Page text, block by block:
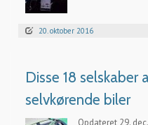
20. oktober 2016
Disse 18 selskaber
selvkørende biler
Opdateret 29.